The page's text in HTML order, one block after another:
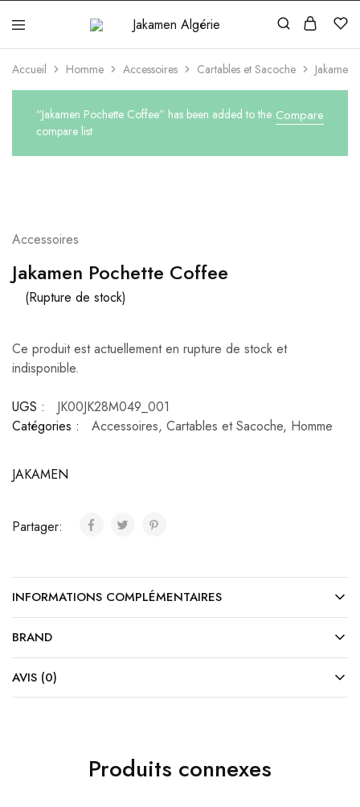
Jakamen
Algérie
Accueil Homme Accessoires Cartables et Sacoche
Compare
“Jakamen Pochette Coffee” has been added to the
compare list
Accessoires
Jakamen Pochette Coffee
(Rupture de stock)
Ce produit est actuellement en rupture de stock et
indisponible.
UGS :
JK00JK28M049_001
Catégories :
Accessoires, Cartables et Sacoche, Homme
JAKAMEN
Partager:
INFORMATIONS COMPLÉMENTAIRES
BRAND
AVIS (0)
Produits connexes